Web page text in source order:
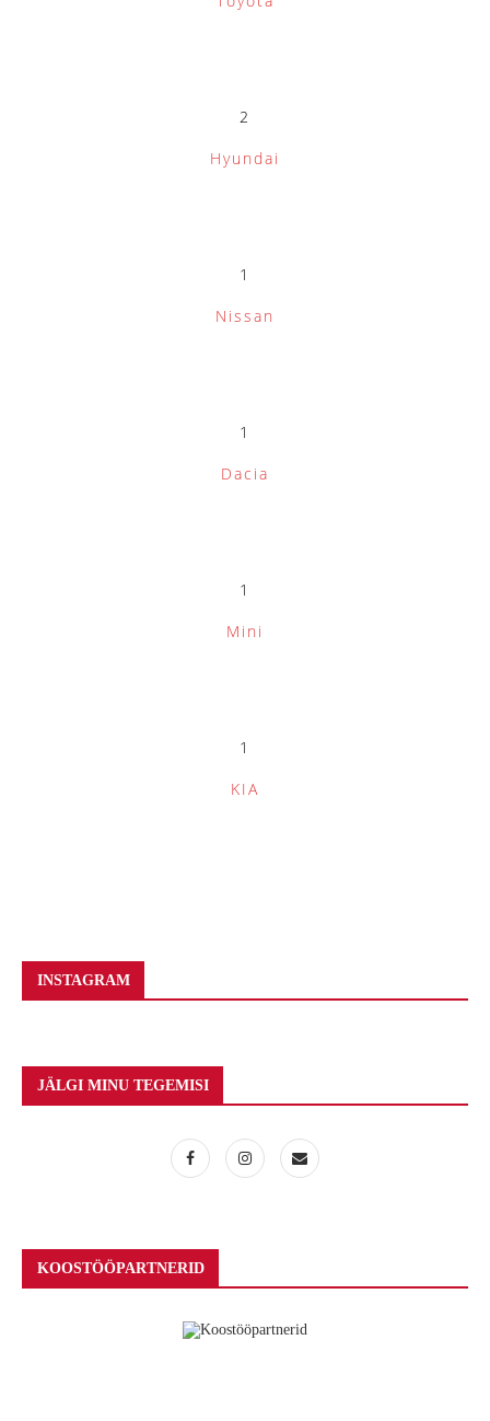
2
Hyundai
1
Nissan
1
Dacia
1
Mini
1
KIA
INSTAGRAM
JÄLGI MINU TEGEMISI
KOOSTÖÖPARTNERID